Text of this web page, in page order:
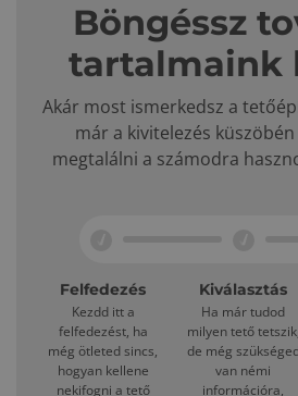
Böngéssz
tartalmaink
Akár most ismerkedsz a
már a kivitelezés
megtalálni a számodra
Felfedezés
Kezdd itt a
felfedezést, ha
még ötleted sincs,
hogyan kellene
nekifogni a tető
Kiválasztás
Ha már tudod
milyen tető tetszik,
de még
van némi
információra,